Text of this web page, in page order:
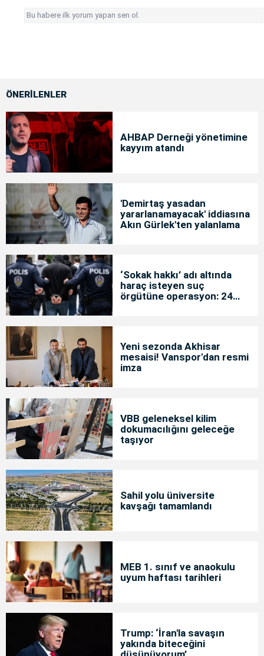
Bu habere ilk yorum yapan sen ol.
ÖNERİLENLER
AHBAP Derneği yönetimine
kayyım atandı
'Demirtaş yasadan
yararlanamayacak' iddiasına
Akın Gürlek'ten yalanlama
‘Sokak hakkı’ adı altında
haraç isteyen suç
örgütüne operasyon: 24
Yeni sezonda Akhisar
mesaisi! Vanspor'dan resmi
imza
VBB geleneksel kilim
dokumacılığını geleceğe
taşıyor
Sahil yolu üniversite
kavşağı tamamlandı
MEB 1. sınıf ve anaokulu
uyum haftası tarihleri
Trump: ‘İran'la savaşın
yakında biteceğini